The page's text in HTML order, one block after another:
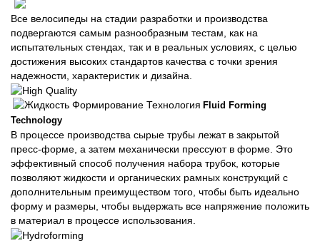
Все велосипеды на стадии разработки и производства
подвергаются самым разнообразным тестам, как на
испытательных стендах, так и в реальных условиях, с целью
достижения высоких стандартов качества с точки зрения
надежности, характеристик и дизайна.
Fluid Forming
Technology
В процессе производства сырые трубы лежат в закрытой
пресс-форме, а затем механически прессуют в форме. Это
эффективный способ получения набора трубок, которые
позволяют жидкости и органических рамных конструкций с
дополнительным преимуществом того, чтобы быть идеально
форму и размеры, чтобы выдержать все напряжение положить
в материал в процессе использования.